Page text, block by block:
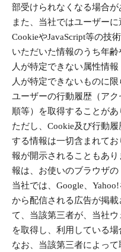
部受けられなくなる場合が
また、当社ではユーザー
CookieやJavaScript等の技
いただいた情報のうち年
人が特定できない属性情
人が特定できないものに
ユーザーの行動履歴（ア
順等）を取得することがあ
ただし、Cookie及び行動
する情報は一切含まれて
報が開示されることもあ
報は、お使いのブラウザの
当社では、Google、
から配信される広告が掲
て、当該第三者が、当社
を取得し、利用している場
なお、当該第三者によっ